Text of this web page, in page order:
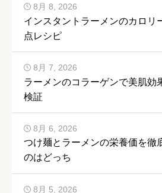
インスタントラーメンのカロリ
点レシピ
8月 8, 2026
ラーメンのコラーゲンで美肌効
検証
8月 7, 2026
つけ麺とラーメンの栄養価を徹
のはどっち
8月 6, 2026
8月 5, 2026